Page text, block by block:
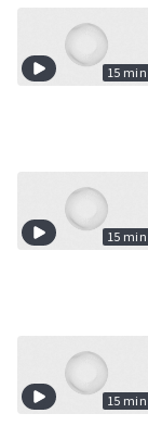
15 min
15 min
15 min